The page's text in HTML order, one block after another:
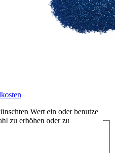
Wert ein oder benutze
zu erhöhen oder zu